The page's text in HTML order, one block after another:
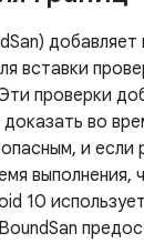
добавляет
вставки
проверки
во
и если
выполнения,
10